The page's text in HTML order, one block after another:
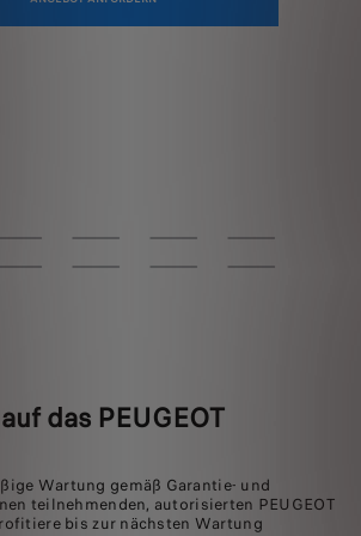
das PEUGEOT
Wartung gemäß Garantie- und
teilnehmenden, autorisierten PEUGEOT
bis zur nächsten Wartung